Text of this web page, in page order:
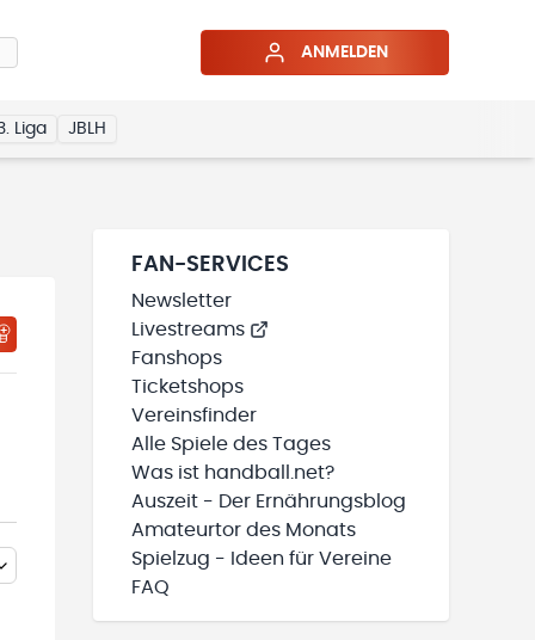
ANMELDEN
Liga JBLH
WIRD GELADEN
TEAMS“ HINZUFÜGEN
FAN-SERVICES
Newsletter
Livestreams
Fanshops
Ticketshops
Vereinsfinder
Alle Spiele des Tages
Was ist handball.net?
Auszeit - Der Ernährungsblog
Amateurtor des Monats
Spielzug - Ideen für Vereine
FAQ